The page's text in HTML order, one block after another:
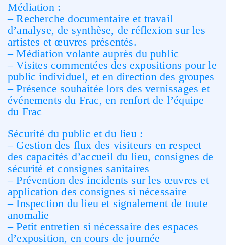
Médiation :
– Recherche documentaire et travail
d’analyse, de synthèse, de réflexion sur les
artistes et œuvres présentés.
– Médiation volante auprès du public
– Visites commentées des expositions pour le
public individuel, et en direction des groupes
– Présence souhaitée lors des vernissages et
événements du Frac, en renfort de l’équipe
du Frac
Sécurité du public et du lieu :
– Gestion des flux des visiteurs en respect
des capacités d’accueil du lieu, consignes de
sécurité et consignes sanitaires
– Prévention des incidents sur les œuvres et
application des consignes si nécessaire
– Inspection du lieu et signalement de toute
anomalie
– Petit entretien si nécessaire des espaces
d’exposition, en cours de journée